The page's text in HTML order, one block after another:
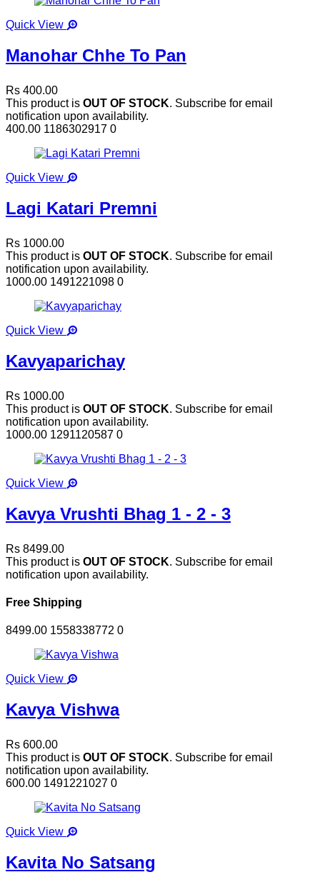
Quick View
Manohar Chhe To Pan
Rs 400.00
This product is OUT OF STOCK. Subscribe for email
notification upon availability.
400.00 1186302917 0
Quick View
Lagi Katari Premni
Rs 1000.00
This product is OUT OF STOCK. Subscribe for email
notification upon availability.
1000.00 1491221098 0
Quick View
Kavyaparichay
Rs 1000.00
This product is OUT OF STOCK. Subscribe for email
notification upon availability.
1000.00 1291120587 0
Quick View
Kavya Vrushti Bhag 1 - 2 - 3
Rs 8499.00
This product is OUT OF STOCK. Subscribe for email
notification upon availability.
Free Shipping
8499.00 1558338772 0
Quick View
Kavya Vishwa
Rs 600.00
This product is OUT OF STOCK. Subscribe for email
notification upon availability.
600.00 1491221027 0
Quick View
Kavita No Satsang